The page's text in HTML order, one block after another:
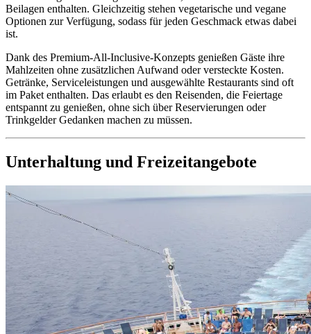
Beilagen enthalten. Gleichzeitig stehen vegetarische und vegane
Optionen zur Verfügung, sodass für jeden Geschmack etwas dabei
ist.
Dank des Premium-All-Inclusive-Konzepts genießen Gäste ihre
Mahlzeiten ohne zusätzlichen Aufwand oder versteckte Kosten.
Getränke, Serviceleistungen und ausgewählte Restaurants sind oft
im Paket enthalten. Das erlaubt es den Reisenden, die Feiertage
entspannt zu genießen, ohne sich über Reservierungen oder
Trinkgelder Gedanken machen zu müssen.
Unterhaltung und Freizeitangebote